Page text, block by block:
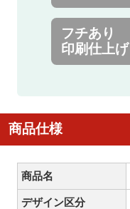
フチあり
印刷仕上げ
商品仕様
商品名
デザイン区分